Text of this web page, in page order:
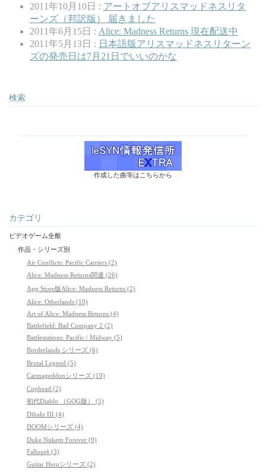
2011年10月10日 : アートオブアリスマッドネスリタ
ーンズ（邦訳版） 届きました
2011年6月15日 : Alice: Madness Returns 現在配送中
2011年5月13日 : 日本語版アリスマッドネスリターン
ズの発売日は7月21日でいいのかな
検索
作成した曲等はこちらから
カテゴリ
ビデオゲーム全般
作品・シリーズ別
Air Conflicts: Pacific Carriers (2)
Alice: Madness Returns関連 (26)
App Store版Alice: Madness Returns (2)
Alice: Otherlands (10)
Art of Alice: Madness Returns (4)
Battlefield: Bad Company 2 (2)
Battlestations: Pacific / Midway (5)
Borderlands シリーズ (6)
Brutal Legend (5)
Carmageddonシリーズ (10)
Cuphead (2)
初代Diablo （GOG版） (5)
Dibalo III (4)
DOOMシリーズ (4)
Duke Nukem Forever (9)
Fallout4 (3)
Guitar Heroシリーズ (2)